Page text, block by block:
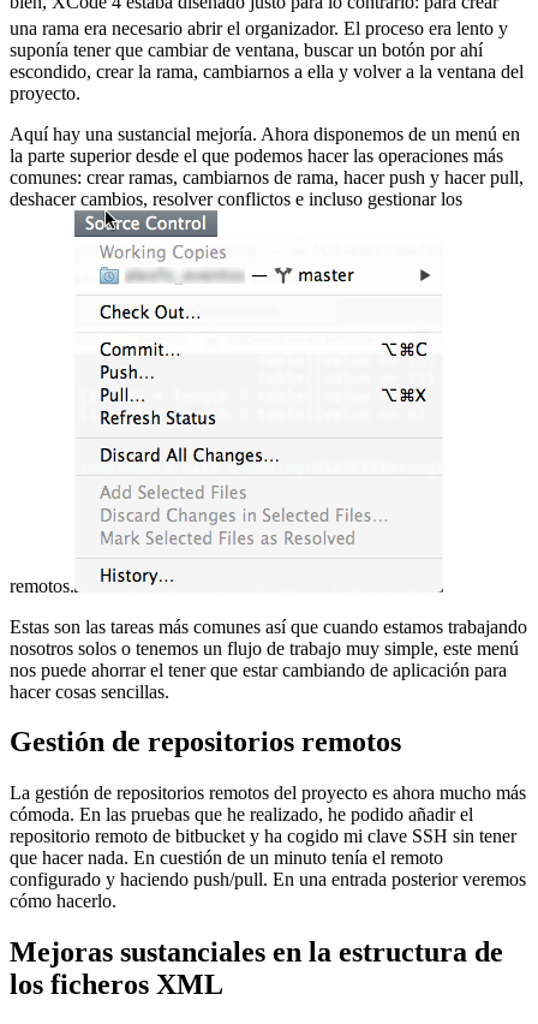
una rama era necesario abrir el organizador. El proceso era lento y
suponía tener que cambiar de ventana, buscar un botón por ahí
escondido, crear la rama, cambiarnos a ella y volver a la ventana del
proyecto.
Aquí hay una sustancial mejoría. Ahora disponemos de un menú en
la parte superior desde el que podemos hacer las operaciones más
comunes: crear ramas, cambiarnos de rama, hacer push y hacer pull,
deshacer cambios, resolver conflictos e incluso gestionar los
remotos.
Estas son las tareas más comunes así que cuando estamos trabajando
nosotros solos o tenemos un flujo de trabajo muy simple, este menú
nos puede ahorrar el tener que estar cambiando de aplicación para
hacer cosas sencillas.
Gestión de repositorios remotos
La gestión de repositorios remotos del proyecto es ahora mucho más
cómoda. En las pruebas que he realizado, he podido añadir el
repositorio remoto de bitbucket y ha cogido mi clave SSH sin tener
que hacer nada. En cuestión de un minuto tenía el remoto
configurado y haciendo push/pull. En una entrada posterior veremos
cómo hacerlo.
Mejoras sustanciales en la estructura de
los ficheros XML